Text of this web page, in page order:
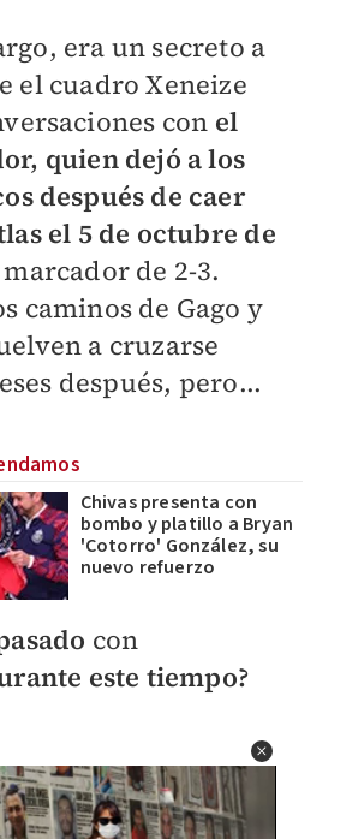
era un secreto a
el cuadro Xeneize
con el
quien dejó a los
después de caer
el 5 de octubre de
de 2-3.
caminos de Gago y
a cruzarse
después, pero...
Chivas presenta con
bombo y platillo a Bryan
'Cotorro' González, su
nuevo refuerzo
con
este tiempo?